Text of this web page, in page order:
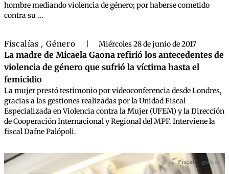
hombre mediando violencia de género; por haberse cometido
contra su ...
Fiscalías , Género Miércoles 28 de junio de 2017
La madre de Micaela Gaona refirió los antecedentes de
violencia de género que sufrió la víctima hasta el
femicidio
La mujer prestó testimonio por videoconferencia desde Londres,
gracias a las gestiones realizadas por la Unidad Fiscal
Especializada en Violencia contra la Mujer (UFEM) y la Dirección
de Cooperación Internacional y Regional del MPF. Interviene la
fiscal Dafne Palópoli.